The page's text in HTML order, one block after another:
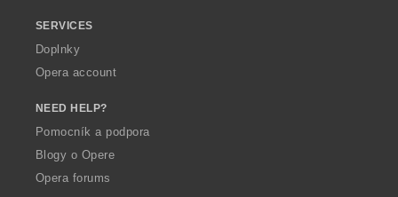
SERVICES
Doplnky
Opera account
NEED HELP?
Pomocník a podpora
Blogy o Opere
Opera forums